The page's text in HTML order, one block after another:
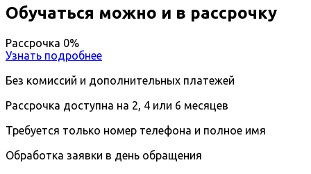
Обучаться можно и в рассрочку
Рассрочка 0%
Узнать подробнее
Без комиссий и дополнительных платежей
Рассрочка доступна на 2, 4 или 6 месяцев
Требуется только номер телефона и полное имя
Обработка заявки в день обращения